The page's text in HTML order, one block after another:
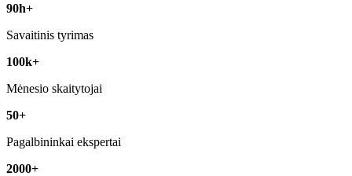
90h+
Savaitinis tyrimas
100k+
Mėnesio skaitytojai
50+
Pagalbininkai ekspertai
2000+